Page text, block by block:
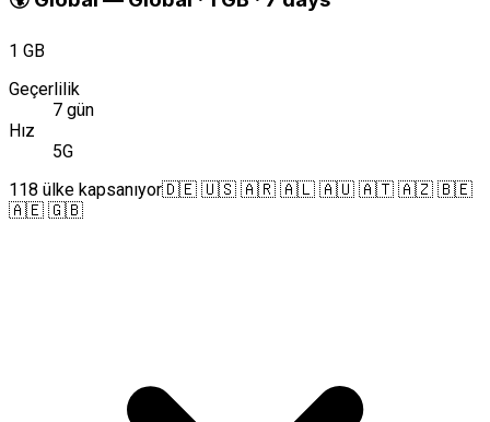
1 GB
Geçerlilik
7 gün
Hız
5G
118 ülke kapsanıyor🇩🇪 🇺🇸 🇦🇷 🇦🇱 🇦🇺 🇦🇹 🇦🇿 🇧🇪
🇦🇪 🇬🇧